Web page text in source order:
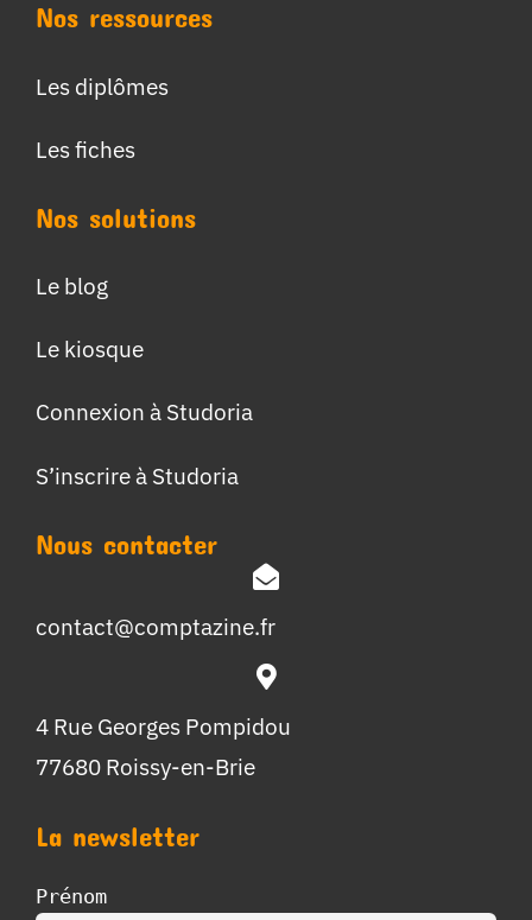
Nos ressources
Les diplômes
Les fiches
Nos solutions
Le blog
Le kiosque
Connexion à Studoria
S’inscrire à Studoria
Nous contacter
contact@comptazine.fr
4 Rue Georges Pompidou
77680 Roissy-en-Brie
La newsletter
Prénom